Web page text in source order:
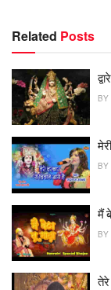
Related Posts
BY
BY
मैं
BY